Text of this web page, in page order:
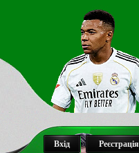
Реєстрація
Вхід